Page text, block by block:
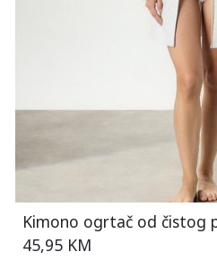
Kimono ogrtač od čistog
45,95 KM